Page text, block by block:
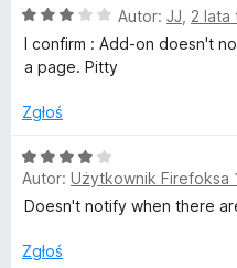
o
a
d
e
5
/
5
n
a
/
O
c
e
a
3
/
5
Autor: JJ 2 lata
I confirm : Add-on doesn't
a page. Pitty
Zgłoś
O
c
e
a
Autor: Użytkownik Firefoksa
Doesn't notify when there
Zgłoś